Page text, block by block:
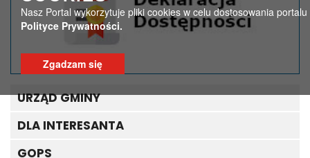
Nasz Portal wykorzytuje pliki cookies w celu dostosowania
Polityce Prywatności.
Zgadzam się
Strona główna > Aktualności - biblioteka >
Najlepszy czytelnik 2021 roku
URZĄD GMINY
DLA INTERESANTA
GOPS